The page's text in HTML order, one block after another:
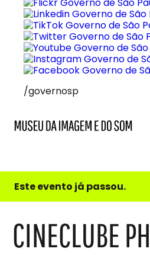
/governosp
e
do
Este evento já passou.
CINECLUBE